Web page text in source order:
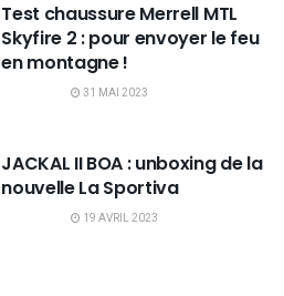
Test chaussure Merrell MTL
Skyfire 2 : pour envoyer le feu
en montagne !
31 MAI 2023
JACKAL II BOA : unboxing de la
nouvelle La Sportiva
19 AVRIL 2023